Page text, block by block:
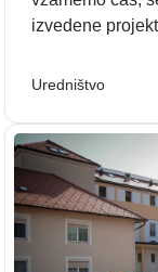
izvedene
Uredništvo